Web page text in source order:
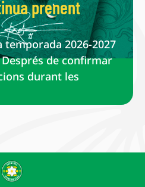
prenent
temporada 2026-2027
de confirmar
durant les